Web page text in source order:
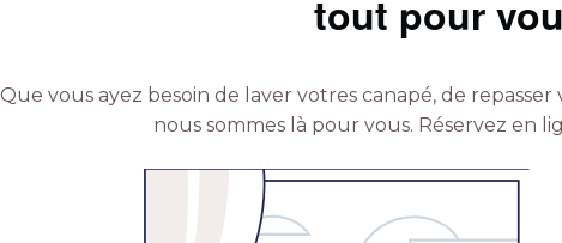
tout pour
Que vous ayez besoin de laver votres canapé, de
nous sommes là pour vous. Réservez en